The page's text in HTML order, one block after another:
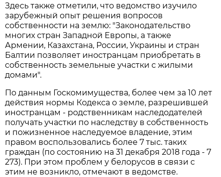
Здесь также отметили, что ведомство изучило
зарубежный опыт решения вопросов
собственности на землю: "Законодательство
многих стран Западной Европы, а также
Армении, Казахстана, России, Украины и стран
Балтии позволяет иностранцам приобретать в
собственность земельные участки с жилыми
домами".
По данным Госкомимущества, более чем за 10 лет
действия нормы Кодекса о земле, разрешившей
иностранцам - родственникам наследодателей
получать участки по наследству в собственность
и пожизненное наследуемое владение, этим
правом воспользовались более 7 тыс. таких
граждан (по состоянию на 31 декабря 2018 года - 7
273). При этом проблем у белорусов в связи с
этим не возникло, отмечают в ведомстве.